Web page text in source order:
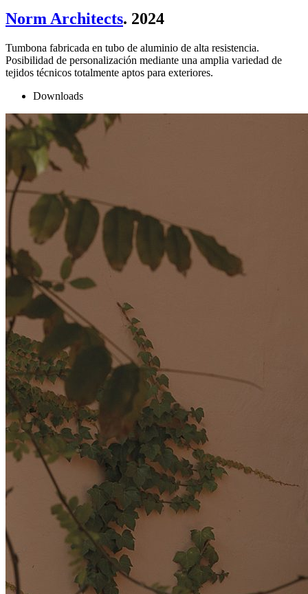
Norm Architects. 2024
Tumbona fabricada en tubo de aluminio de alta resistencia.
Posibilidad de personalización mediante una amplia variedad de
tejidos técnicos totalmente aptos para exteriores.
Downloads